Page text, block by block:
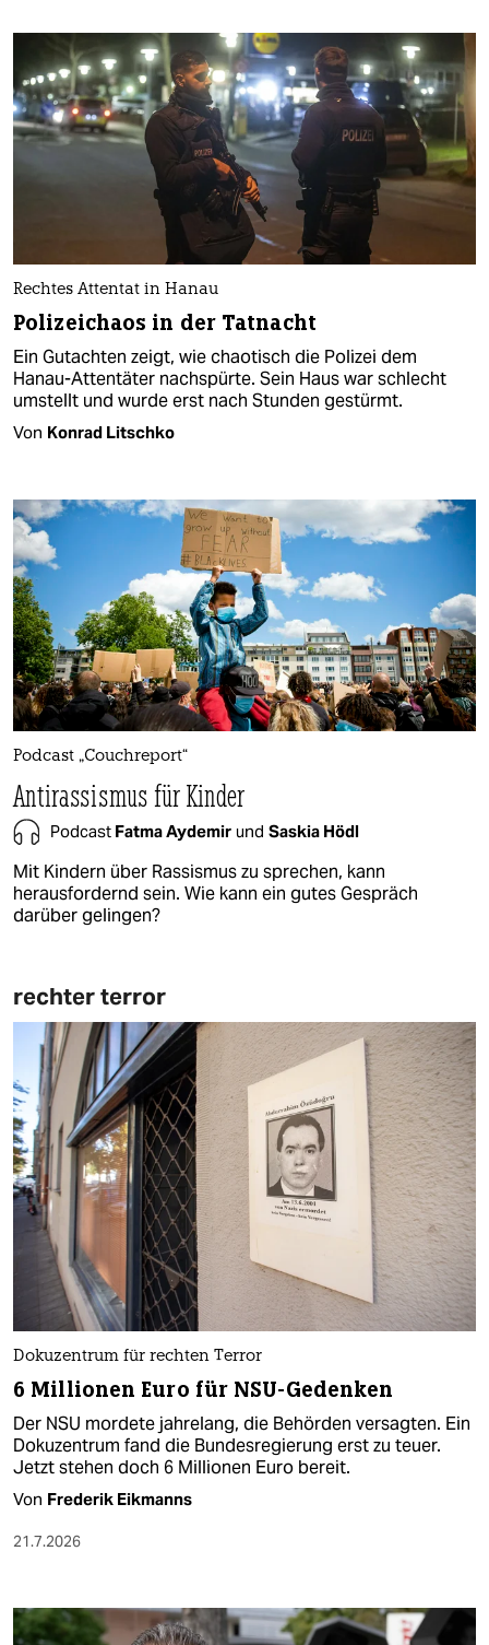
Rechtes Attentat in Hanau
Polizeichaos in der Tatnacht
Ein Gutachten zeigt, wie chaotisch die Polizei dem
Hanau-Attentäter nachspürte. Sein Haus war schlecht
umstellt und wurde erst nach Stunden gestürmt.
Von Konrad Litschko
Podcast „Couchreport“
Antirassismus für Kinder
Podcast Fatma Aydemir und Saskia Hödl
Mit Kindern über Rassismus zu sprechen, kann
herausfordernd sein. Wie kann ein gutes Gespräch
darüber gelingen?
rechter terror
Dokuzentrum für rechten Terror
6 Millionen Euro für NSU-Gedenken
Der NSU mordete jahrelang, die Behörden versagten. Ein
Dokuzentrum fand die Bundesregierung erst zu teuer.
Jetzt stehen doch 6 Millionen Euro bereit.
Von Frederik Eikmanns
21.7.2026